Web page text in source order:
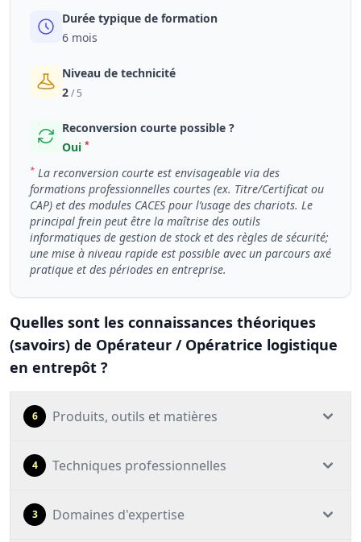
Durée typique de formation
6 mois
Niveau de technicité
2/ 5
Reconversion courte possible ?
Oui *
* La reconversion courte est envisageable via des
formations professionnelles courtes (ex. Titre/Certificat ou
CAP) et des modules CACES pour l’usage des chariots. Le
principal frein peut être la maîtrise des outils
informatiques de gestion de stock et des règles de sécurité;
une mise à niveau rapide est possible avec un parcours axé
pratique et des périodes en entreprise.
Quelles sont les connaissances théoriques
(savoirs) de Opérateur / Opératrice logistique
en entrepôt ?
6 Produits, outils et matières
4 Techniques professionnelles
3 Domaines d'expertise